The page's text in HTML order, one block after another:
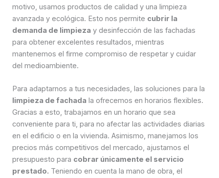
motivo, usamos productos de calidad y una limpieza
avanzada y ecológica. Esto nos permite cubrir la
demanda de limpieza y desinfección de las fachadas
para obtener excelentes resultados, mientras
mantenemos el firme compromiso de respetar y cuidar
del medioambiente.
Para adaptarnos a tus necesidades, las soluciones para la
limpieza de fachada la ofrecemos en horarios flexibles.
Gracias a esto, trabajamos en un horario que sea
conveniente para ti, para no afectar las actividades diarias
en el edificio o en la vivienda. Asimismo, manejamos los
precios más competitivos del mercado, ajustamos el
presupuesto para cobrar únicamente el servicio
prestado. Teniendo en cuenta la mano de obra, el